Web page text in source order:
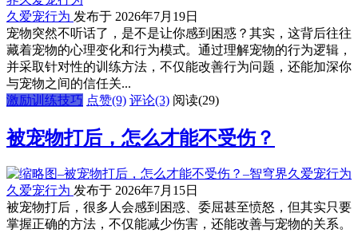
久爱宠行为 发布于 2026年7月19日
宠物突然不听话了，是不是让你感到困惑？其实，这背后往往
藏着宠物的心理变化和行为模式。通过理解宠物的行为逻辑，
并采取针对性的训练方法，不仅能改善行为问题，还能加深你
与宠物之间的信任关...
激励训练技巧 点赞(9) 评论(3) 阅读(29)
被宠物打后，怎么才能不受伤？
久爱宠行为 发布于 2026年7月15日
被宠物打后，很多人会感到困惑、委屈甚至愤怒，但其实只要
掌握正确的方法，不仅能减少伤害，还能改善与宠物的关系。